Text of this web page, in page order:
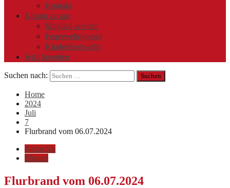
Kontakt
Komm zu uns
Mitglied werden
Feuerwehrjugend
Kinderfeuerwehr
Jetzt Spenden
Suchen nach:
Home
2024
Juli
7
Flurbrand vom 06.07.2024
Aktuelles
Einsatz
Flurbrand vom 06.07.2024